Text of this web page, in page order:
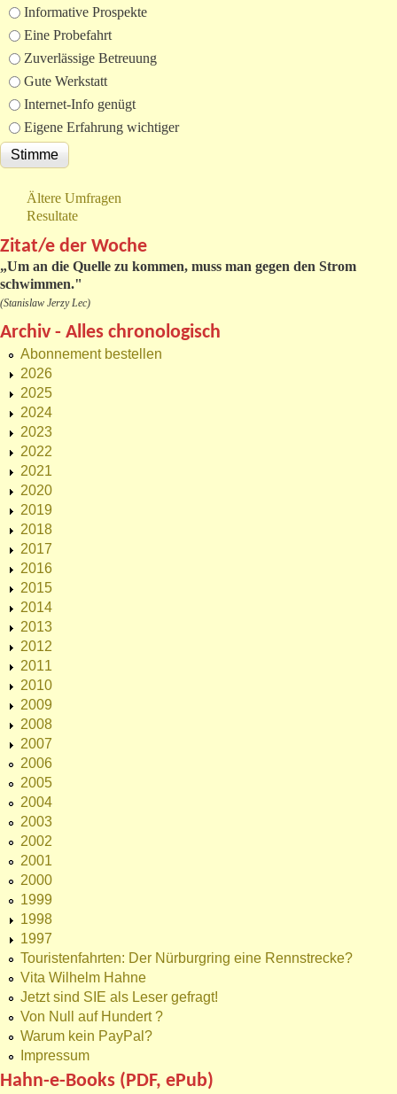
Informative Prospekte
Eine Probefahrt
Zuverlässige Betreuung
Gute Werkstatt
Internet-Info genügt
Eigene Erfahrung wichtiger
Ältere Umfragen
Resultate
Zitat/e der Woche
„Um an die Quelle zu kommen, muss man gegen den Strom
schwimmen."
(Stanislaw Jerzy Lec)
Archiv - Alles chronologisch
Abonnement bestellen
2026
2025
2024
2023
2022
2021
2020
2019
2018
2017
2016
2015
2014
2013
2012
2011
2010
2009
2008
2007
2006
2005
2004
2003
2002
2001
2000
1999
1998
1997
Touristenfahrten: Der Nürburgring eine Rennstrecke?
Vita Wilhelm Hahne
Jetzt sind SIE als Leser gefragt!
Von Null auf Hundert ?
Warum kein PayPal?
Impressum
Hahn-e-Books (PDF, ePub)